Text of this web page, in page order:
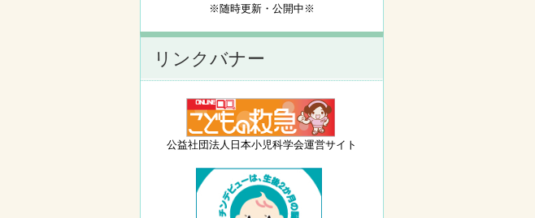
※随時更新・公開中※
リンクバナー
公益社団法人日本小児科学会運営サイト